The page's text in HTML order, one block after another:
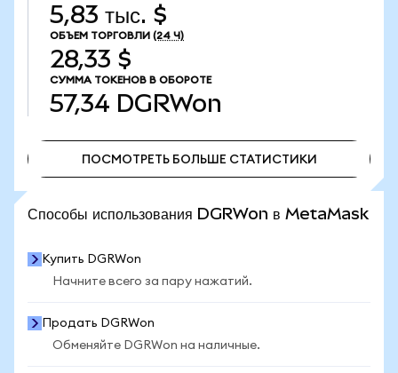
5,83 тыс. $
ОБЪЕМ ТОРГОВЛИ (24 Ч)
28,33 $
СУММА ТОКЕНОВ В ОБОРОТЕ
57,34 DGRWon
ПОСМОТРЕТЬ БОЛЬШЕ СТАТИСТИКИ
Способы использования DGRWon в MetaMask
Купить DGRWon
Начните всего за пару нажатий.
Продать DGRWon
Обменяйте DGRWon на наличные.